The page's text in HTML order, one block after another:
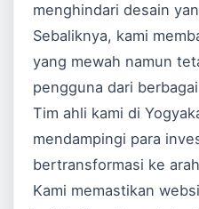
menghindari desain
Sebaliknya, kami
yang mewah namun
pengguna dari
Tim ahli kami di
mendampingi para
bertransformasi ke
Kami memastikan